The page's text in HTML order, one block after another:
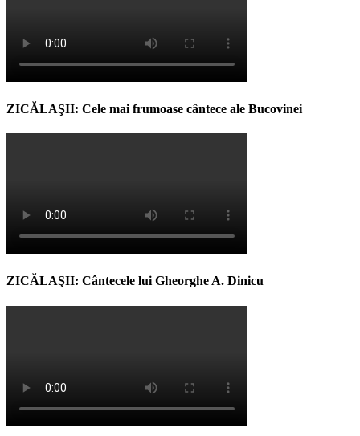
ZICĂLAŞII: Cele mai frumoase cântece ale Bucovinei
ZICĂLAŞII: Cântecele lui Gheorghe A. Dinicu